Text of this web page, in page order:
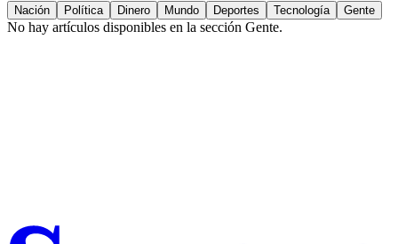
Nación Política Dinero Mundo Deportes Tecnología Gente
No hay artículos disponibles en la sección Gente.